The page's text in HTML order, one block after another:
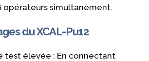
opérateurs simultanément.
du XCAL-Pu12
test élevée : En connectant